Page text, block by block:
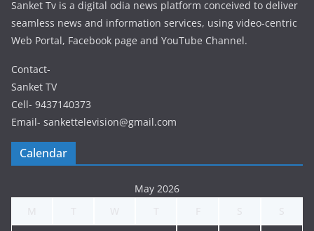
Sanket Tv is a digital odia news platform conceived to deliver
seamless news and information services, using video-centric
Web Portal, Facebook page and YouTube Channel.
Contact-
Sanket TV
Cell- 9437140373
Email- sankettelevision@gmail.com
Calendar
May 2026